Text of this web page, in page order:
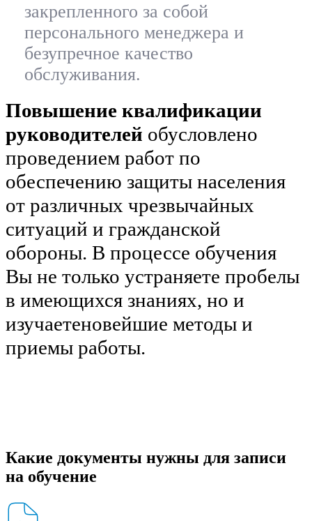
закрепленного за собой
персонального менеджера и
безупречное качество
обслуживания.
Повышение квалификации
руководителей обусловлено
проведением работ по
обеспечению защиты населения
от различных чрезвычайных
ситуаций и гражданской
обороны. В процессе обучения
Вы не только устраняете пробелы
в имеющихся знаниях, но и
изучаетеновейшие методы и
приемы работы.
Какие документы нужны для записи
на обучение